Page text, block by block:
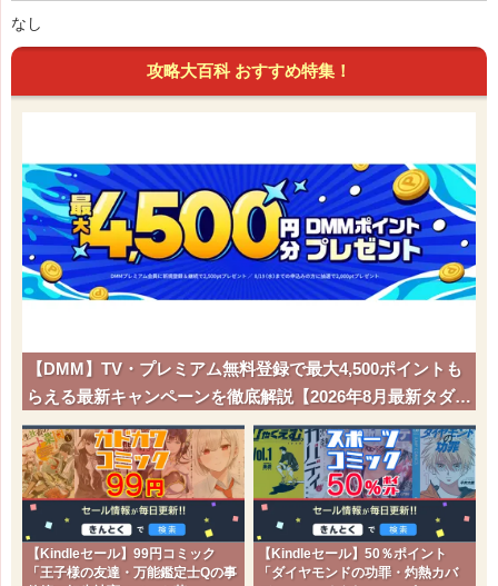
なし
攻略大百科 おすすめ特集！
【DMM】TV・プレミアム無料登録で最大4,500ポイントも
らえる最新キャンペーンを徹底解説【2026年8月最新タダポ
チ】
【Kindleセール】99円コミック
「王子様の友達・万能鑑定士Qの事
【Kindleセール】50％ポイント
「ダイヤモンドの功罪・灼熱カバ